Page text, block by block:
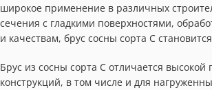
широкое применение в различных
сечения с гладкими поверхностями,
и качествам, брус сосны сорта С
Брус из сосны сорта С отличается
конструкций, в том числе и для